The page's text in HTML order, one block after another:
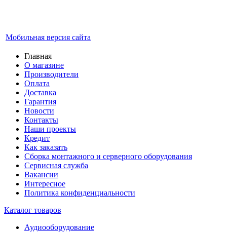
Мобильная версия сайта
Главная
О магазине
Производители
Оплата
Доставка
Гарантия
Новости
Контакты
Наши проекты
Кредит
Как заказать
Сборка монтажного и серверного оборудования
Сервисная служба
Вакансии
Интересное
Политика конфиденциальности
Каталог товаров
Аудиооборудование